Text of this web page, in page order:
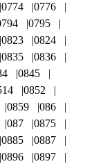
0774
0776
0795
0823
0824
0835
0836
0845
0852
0859
086
087
0875
0885
0887
0896
0897